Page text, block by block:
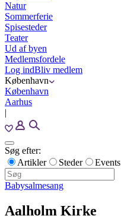
Natur
Sommerferie
Spisesteder
Teater
Ud af byen
Medlemsfordele
Log indBliv medlem
København
København
Aarhus
|
Søg efter:
Artikler
Steder Events
Babysalmesang
Aalholm Kirke